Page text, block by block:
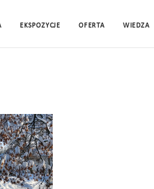
EKSPOZYCJE OFERTA WIEDZA